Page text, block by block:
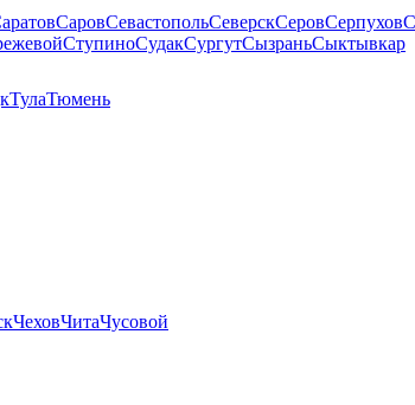
СаровСевастопольСеверскСеровСерпухов
СтупиноСудакСургутСызраньСыктывкар
ТулаТюмень
ЧеховЧитаЧусовой